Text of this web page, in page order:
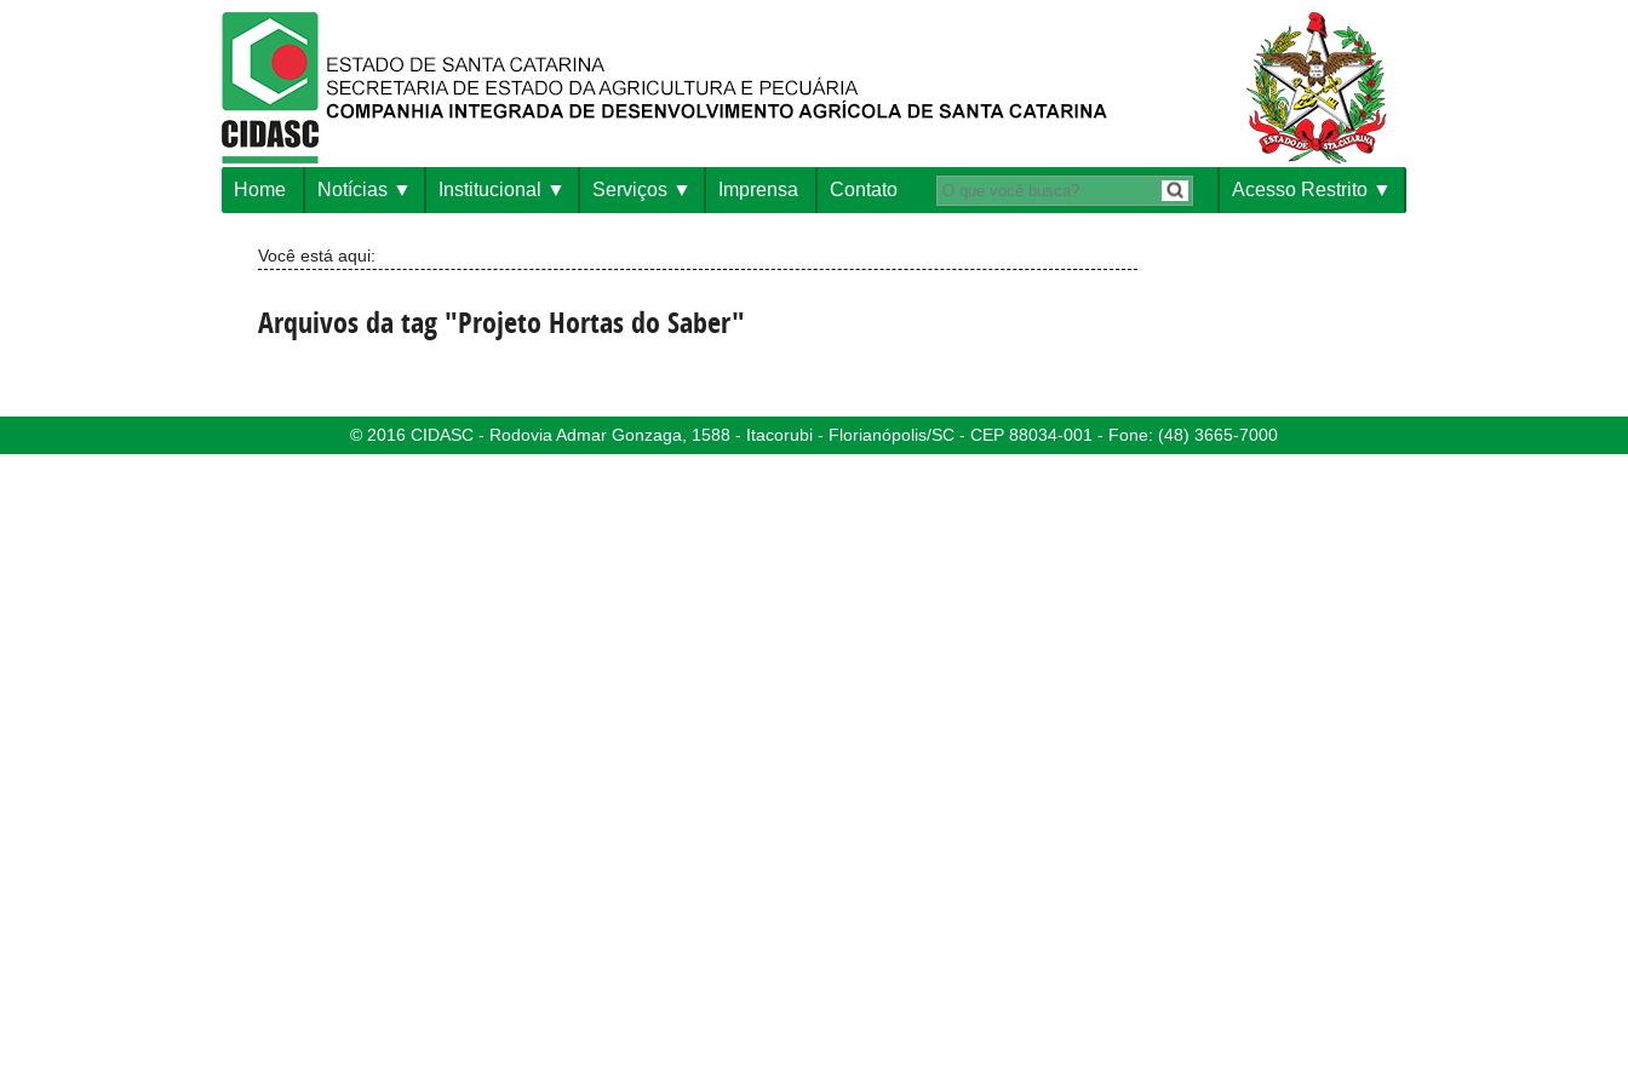
Home Notícias Institucional Serviços Imprensa Contato Acesso Restrito
Você está aqui:
Arquivos da tag "Projeto Hortas do Saber"
© 2016 CIDASC - Rodovia Admar Gonzaga, 1588 - Itacorubi - Florianópolis/SC - CEP 88034-001 - Fone: (48) 3665-7000